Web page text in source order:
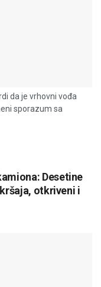
da je vrhovni vođa
sporazum sa
Desetine
otkriveni i